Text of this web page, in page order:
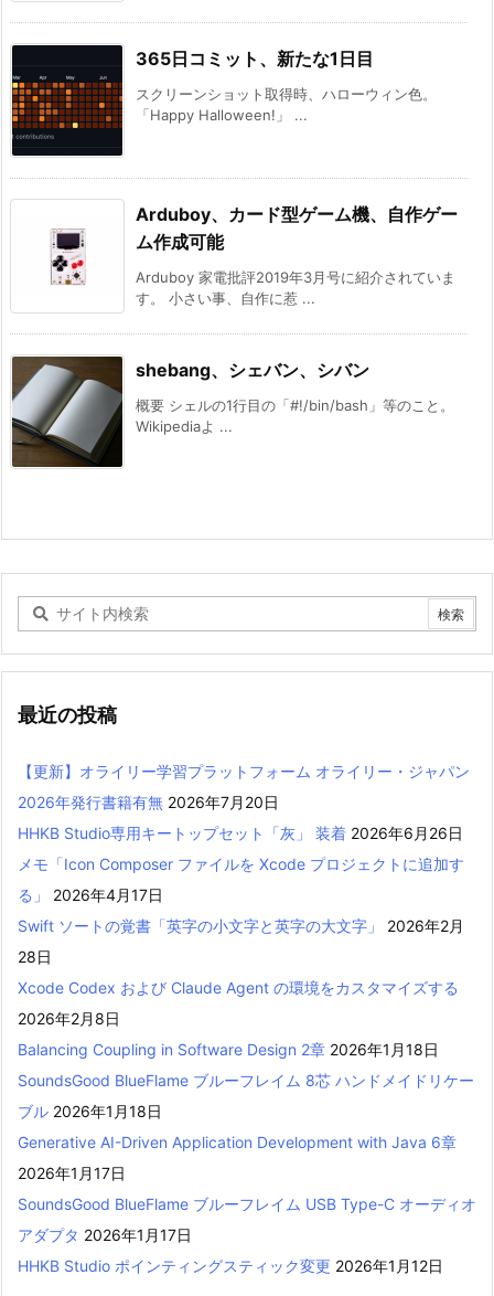
365日コミット、新たな1日目
スクリーンショット取得時、ハローウィン色。
「Happy Halloween!」 ...
Arduboy、カード型ゲーム機、自作ゲー
ム作成可能
Arduboy 家電批評2019年3月号に紹介されていま
す。 小さい事、自作に惹 ...
shebang、シェバン、シバン
概要 シェルの1行目の「#!/bin/bash」等のこと。
Wikipediaよ ...
最近の投稿
【更新】オライリー学習プラットフォーム オライリー・ジャパン
2026年発行書籍有無 2026年7月20日
HHKB Studio専用キートップセット「灰」 装着 2026年6月26日
メモ「Icon Composer ファイルを Xcode プロジェクトに追加す
る」
2026年4月17日
Swift ソートの覚書「英字の小文字と英字の大文字」
2026年2月
28日
Xcode Codex および Claude Agent の環境をカスタマイズする
2026年2月8日
Balancing Coupling in Software Design 2章 2026年1月18日
SoundsGood BlueFlame ブルーフレイム 8芯 ハンドメイドリケー
ブル 2026年1月18日
Generative AI-Driven Application Development with Java 6章
2026年1月17日
SoundsGood BlueFlame ブルーフレイム USB Type-C オーディオ
アダプタ 2026年1月17日
HHKB Studio ポインティングスティック変更 2026年1月12日